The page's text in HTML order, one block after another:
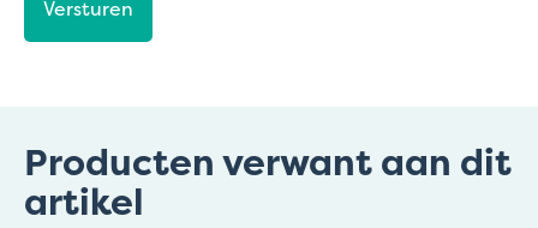
Producten verwant aan dit
artikel